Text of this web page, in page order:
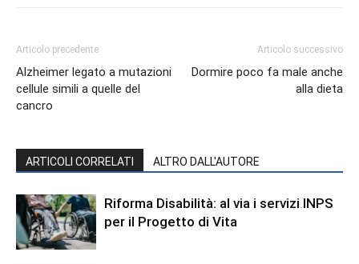
Articolo precedente
Alzheimer legato a mutazioni
cellule simili a quelle del
cancro
Articolo successivo
Dormire poco fa male anche
alla dieta
ARTICOLI CORRELATI ALTRO DALL'AUTORE
Riforma Disabilità: al via i servizi INPS
per il Progetto di Vita